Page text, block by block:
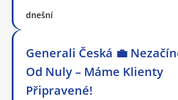
dnešní
Generali Česká 💼
Od Nuly – Máme Klienty
Připravené!